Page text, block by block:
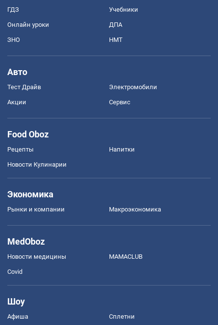
ГДЗ Учебники
Онлайн уроки ДПА
ЗНО НМТ
Авто
Тест Драйв Электромобили
Акции Сервис
Food Oboz
Рецепты Напитки
Новости Кулинарии
Экономика
Рынки и компании Mакроэкономика
MedOboz
Новости медицины MAMACLUB
Covid
Шоу
Афиша Сплетни